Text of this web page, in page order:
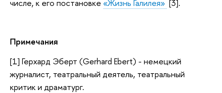
числе, к его постановке «Жизнь Галилея» [3].
Примечания
[1] Герхард Эберт (Gerhard Ebert) - немецкий
журналист, театральный деятель, театральный
критик и драматург.